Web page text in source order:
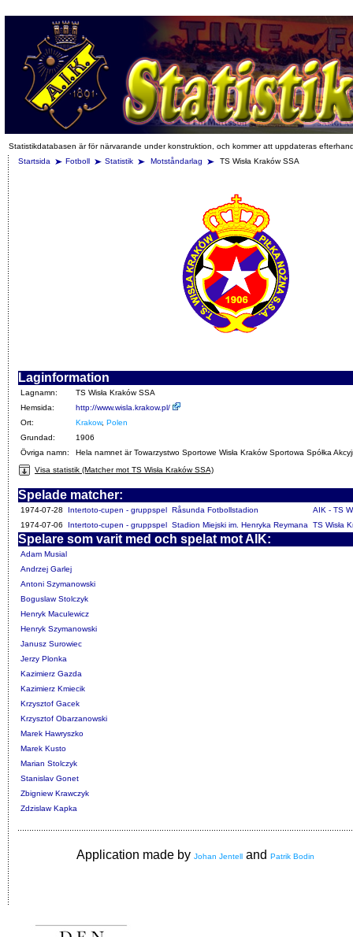
Statistikdatabasen är för närvarande under konstruktion, och kommer att uppdateras
Startsida
Fotboll Statistik Motståndarlag TS Wisła Kraków SSA
Laginformation
Lagnamn:
TS Wisła Kraków SSA
Hemsida:
http://www.wisla.krakow.pl/
Ort:
Krakow, Polen
Grundad:
1906
Övriga namn:
Hela namnet är Towarzystwo Sportowe Wisła Kraków Sportowa Spółka
Visa statistik (Matcher mot TS Wisła Kraków SSA)
Spelade matcher:
1974-07-28 Intertoto-cupen - gruppspel Råsunda Fotbollstadion
AIK - TS
1974-07-06
Intertoto-cupen - gruppspel Stadion Miejski im. Henryka Reymana TS Wisła
Spelare som varit med och spelat mot AIK:
Adam Musial
Andrzej Garlej
Antoni Szymanowski
Boguslaw Stolczyk
Henryk Maculewicz
Henryk Szymanowski
Janusz Surowiec
Jerzy Plonka
Kazimierz Gazda
Kazimierz Kmiecik
Krzysztof Gacek
Krzysztof Obarzanowski
Marek Hawryszko
Marek Kusto
Marian Stolczyk
Stanislav Gonet
Zbigniew Krawczyk
Zdzislaw Kapka
Application made by Johan Jentell and Patrik Bodin